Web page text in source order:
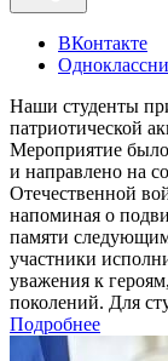
ВКонтакте
Наши студенты
патриотической
Мероприятие
и направлено на
Отечественной
напоминая о
памяти
участники
уважения к
поколений. Для
Подробнее